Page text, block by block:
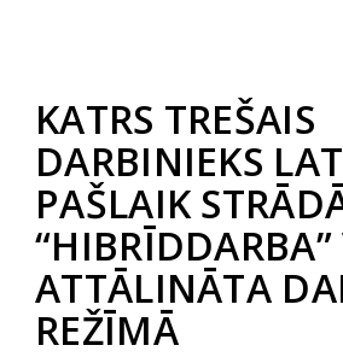
KATRS TREŠAIS
DARBINIEKS
PAŠLAIK
“HIBRĪDDARBA”
ATTĀLINĀTA
REŽĪMĀ